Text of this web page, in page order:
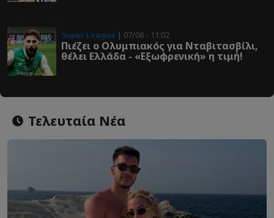
Super League | 07/08 - 11:02
Πιέζει ο Ολυμπιακός για Νταβιτασβίλι,
θέλει Ελλάδα - «Εξωφρενική» η τιμή!
Τελευταία Νέα